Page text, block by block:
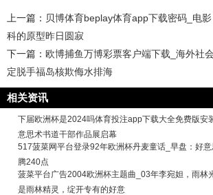
上一篇： 贝博体育beplay体育app下载密码_电
科的原型昨日圆寂
下一篇： 欧博捕鱼万博彩票客户端下载_海外社
定脱手福岛核欺侮水排海
相关资讯
下届欧洲杯是2024吗体育投注app下载大全免费版安
意思术书道干部作品展启幕
517菠菜网平台登录92年欧洲杯丹麦童话_早盘：好
腾240点
菠菜平台广告2004欧洲杯主题曲_03年李宛妲，雨林
是雨林精灵，绽开专有的好意